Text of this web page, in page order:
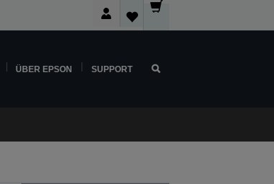
ÜBER EPSON SUPPORT